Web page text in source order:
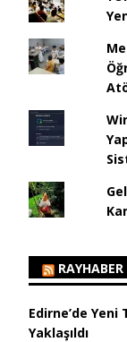
RAYHABER
Edirne’de Yeni
Yaklaşıldı